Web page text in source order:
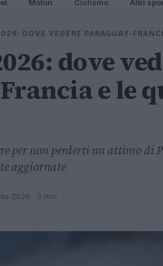
Motori Ciclismo Altri
DOVE VEDERE PARAGUAY-
dove
e le
per non perderti un attimo di
aggiornate
2026 · 3 min